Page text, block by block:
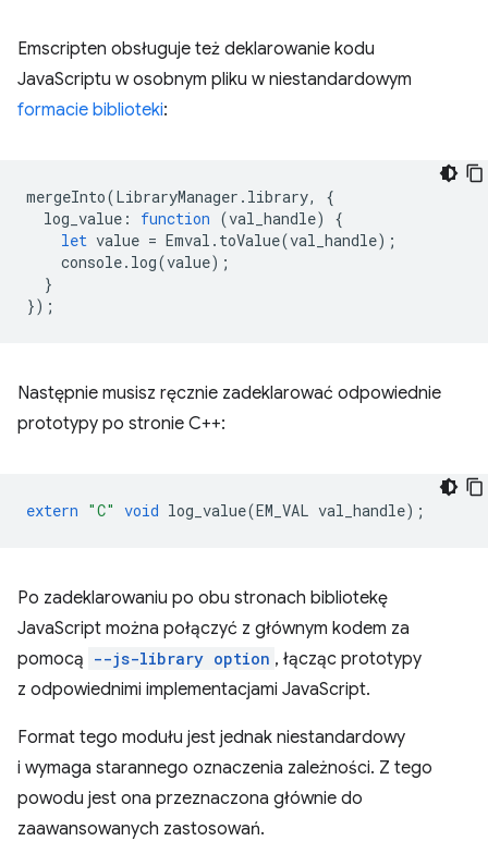
Emscripten obsługuje też deklarowanie kodu
JavaScriptu w osobnym pliku w niestandardowym
formacie biblioteki:
mergeInto(LibraryManager . library,
{
log_value : function (val_handle)
{
let value = Emval . toValue(val_handle);
console. log(value);
}
});
Następnie musisz ręcznie zadeklarować odpowiednie
prototypy po stronie C++:
extern "C" void log_value(EM_VAL val_handle);
Po zadeklarowaniu po obu stronach bibliotekę
JavaScript można połączyć z głównym kodem za
pomocą --js-library option , łącząc prototypy
z odpowiednimi implementacjami JavaScript.
Format tego modułu jest jednak niestandardowy
i wymaga starannego oznaczenia zależności. Z tego
powodu jest ona przeznaczona głównie do
zaawansowanych zastosowań.